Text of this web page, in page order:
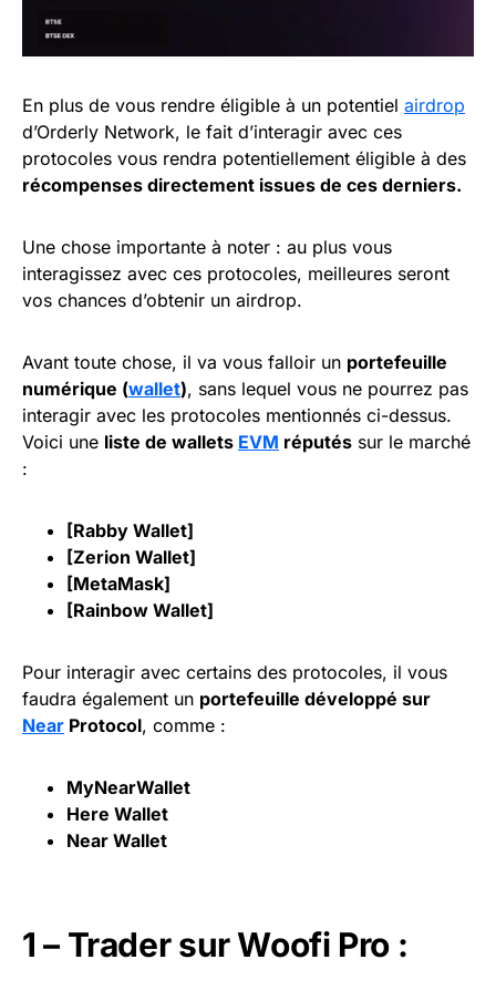
En plus de vous rendre éligible à un potentiel airdrop
d’Orderly Network, le fait d’interagir avec ces
protocoles vous rendra potentiellement éligible à des
récompenses directement issues de ces derniers.
Une chose importante à noter : au plus vous
interagissez avec ces protocoles, meilleures seront
vos chances d’obtenir un airdrop.
Avant toute chose, il va vous falloir un portefeuille
numérique (wallet), sans lequel vous ne pourrez pas
interagir avec les protocoles mentionnés ci-dessus.
Voici une liste de wallets EVM réputés sur le marché
:
[Rabby Wallet]
[Zerion Wallet]
[MetaMask]
[Rainbow Wallet]
Pour interagir avec certains des protocoles, il vous
faudra également un portefeuille développé sur
Near Protocol, comme :
MyNearWallet
Here Wallet
Near Wallet
1 – Trader sur Woofi Pro :